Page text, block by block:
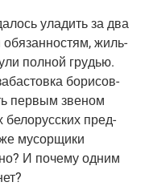
ула­дить за два
обя­зан­но­стям, жиль­
пол­ной гру­дью.
бори­сов­
пер­вым зве­ном
бело­рус­ских пред­
мусор­щи­ки
И поче­му одним